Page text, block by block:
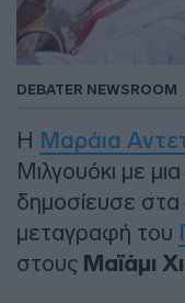
DEBATER NEWSROOM
Η Μαράια
Μιλγουόκι με
δημοσίευσε
μεταγραφή του
στους Μαϊάμι